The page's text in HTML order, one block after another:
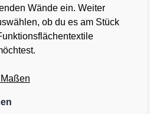
Wände ein. Weiter
ob du es am Stück